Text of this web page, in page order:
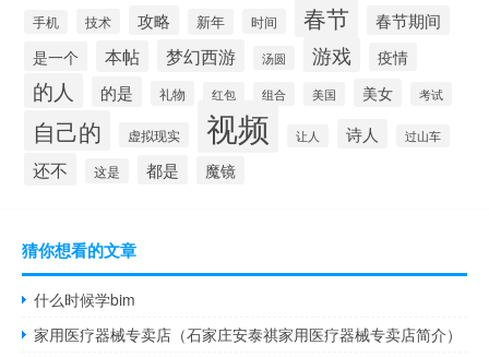
手机 技术 攻略 新年 时间 春节
春节期间
是一个
本帖 梦幻西游 汤圆 游戏 疫情
的人 的是 礼物 红包 组合 美国 美女 考试
自己的 虚拟现实 视频 让人 诗人 过山车
还不 这是 都是 魔镜
猜你想看的文章
什么时候学bim
家用医疗器械专卖店（石家庄安泰祺家用医疗器械专卖店简介）